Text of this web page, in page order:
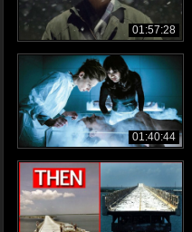
01:57:28
01:40:44